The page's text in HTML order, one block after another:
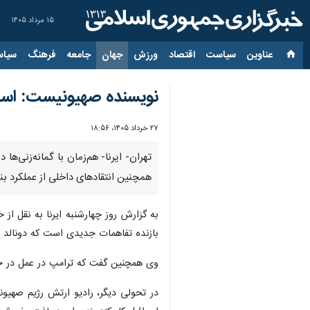
۱۵ مرداد ۱۴۰۵
عناوین‌ سیاست اقتصاد ورزش جهان جامعه فرهنگ
نویسنده صهیونیست:
۲۷ خرداد ۱۴۰۵، ۱۸:۵۶